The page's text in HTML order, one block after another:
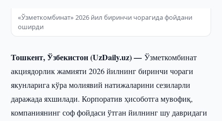
«Ўзметкомбинат» 2026 йил биринчи чорагида фойдани
оширди
Тошкент, Ўзбекистон (UzDaily.uz) —Ўзметкомбинат
акциядорлик жамияти 2026 йилнинг биринчи чораги
якунларига кўра молиявий натижаларини сезиларли
даражада яхшилади. Корпоратив ҳисоботга мувофиқ,
компаниянинг соф фойдаси ўтган йилнинг шу давридаги